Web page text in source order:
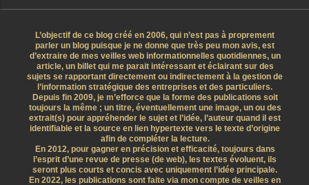
L’objectif de ce blog créé en 2006, qui n’est pas à proprement
parler un blog puisque je ne donne que très peu mon avis, est
d’extraire de mes veilles web informationnelles quotidiennes, un
article, un billet qui me parait intéressant et éclairant sur des
sujets se rapportant directement ou indirectement à la gestion de
l’information stratégique des entreprises et des particuliers.
Depuis fin 2009, je m’efforce que la forme des publications soit
toujours la même ; un titre, éventuellement une image, un ou des
extrait(s) pour appréhender le sujet et l’idée, l’auteur quand il est
identifiable et la source en lien hypertexte vers le texte d’origine
afin de compléter la lecture.
En 2012, pour gagner en précision et efficacité, toujours dans
l’esprit d’une revue de presse (de web), les textes évoluent, ils
seront plus courts et concis avec uniquement l’idée principale.
En 2022, les publications sont faite via mon compte de veilles en